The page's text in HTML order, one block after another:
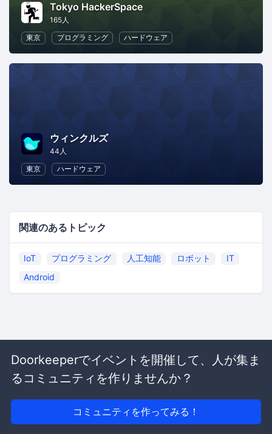
Tokyo HackerSpace
165人
東京
プログラミング ハードウェア
ウィンクルズ
44人
東京
ハードウェア
関連のあるトピック
IoT プログラミング 人工知能 ロボット
IT
Android
Doorkeeperでイベントを開催して、人が集ま
るコミュニティを作りませんか？
コミュニティを作ってみる！